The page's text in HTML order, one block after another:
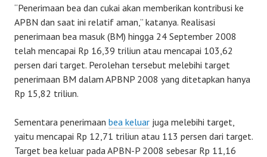
“Penerimaan bea dan cukai akan memberikan kontribusi ke
APBN dan saat ini relatif aman,” katanya. Realisasi
penerimaan bea masuk (BM) hingga 24 September 2008
telah mencapai Rp 16,39 triliun atau mencapai 103,62
persen dari target. Perolehan tersebut melebihi target
penerimaan BM dalam APBNP 2008 yang ditetapkan hanya
Rp 15,82 triliun.
Sementara penerimaan bea keluar juga melebihi target,
yaitu mencapai Rp 12,71 triliun atau 113 persen dari target.
Target bea keluar pada APBN-P 2008 sebesar Rp 11,16